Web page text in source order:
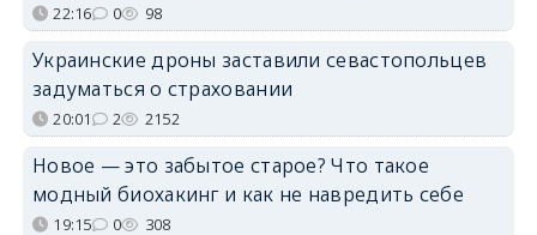
22:16 0 98
Украинские дроны заставили севастопольцев
задуматься о страховании
20:01 2 2152
Новое — это забытое старое? Что такое
модный биохакинг и как не навредить себе
19:15 0 308